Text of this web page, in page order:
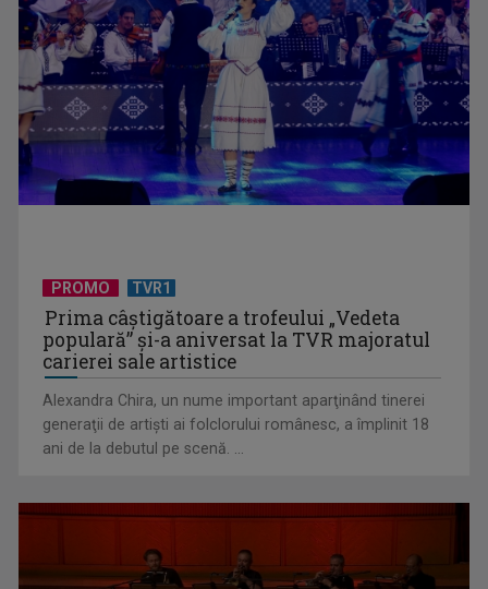
Primul Palme d'Or al lui Emir Kusturica este „Filmul de artă”
de duminică, ...
Cum ar fi „Vacanţa în casa din Franţa”? Ne facem o idee
urmărind ...
PROMO TVR1
Prima câştigătoare a trofeului „Vedeta
populară” şi-a aniversat la TVR majoratul
carierei sale artistice
Alexandra Chira, un nume important aparţinând tinerei
generaţii de artişti ai folclorului românesc, a împlinit 18
ani de la debutul pe scenă. ...